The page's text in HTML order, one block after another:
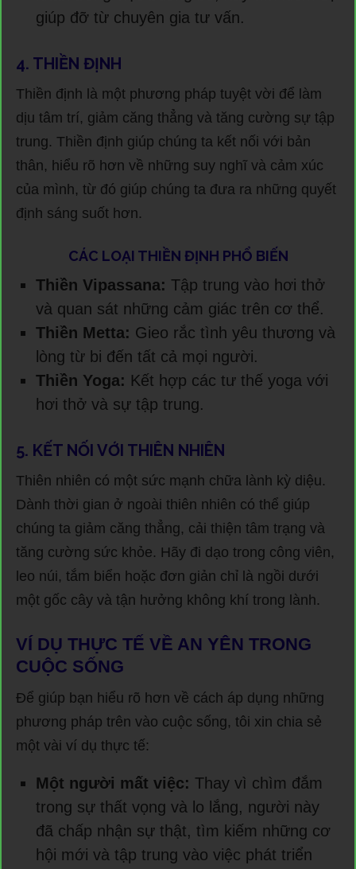
giúp đỡ từ chuyên gia tư vấn.
4. THIỀN ĐỊNH
Thiền định là một phương pháp tuyệt vời để làm
dịu tâm trí, giảm căng thẳng và tăng cường sự tập
trung. Thiền định giúp chúng ta kết nối với bản
thân, hiểu rõ hơn về những suy nghĩ và cảm xúc
của mình, từ đó giúp chúng ta đưa ra những quyết
định sáng suốt hơn.
CÁC LOẠI THIỀN ĐỊNH PHỔ BIẾN
Thiền Vipassana: Tập trung vào hơi thở
và quan sát những cảm giác trên cơ thể.
Thiền Metta: Gieo rắc tình yêu thương và
lòng từ bi đến tất cả mọi người.
Thiền Yoga: Kết hợp các tư thế yoga với
hơi thở và sự tập trung.
5. KẾT NỐI VỚI THIÊN NHIÊN
Thiên nhiên có một sức mạnh chữa lành kỳ diệu.
Dành thời gian ở ngoài thiên nhiên có thể giúp
chúng ta giảm căng thẳng, cải thiện tâm trạng và
tăng cường sức khỏe. Hãy đi dạo trong công viên,
leo núi, tắm biển hoặc đơn giản chỉ là ngồi dưới
một gốc cây và tận hưởng không khí trong lành.
VÍ DỤ THỰC TẾ VỀ AN YÊN TRONG
CUỘC SỐNG
Để giúp bạn hiểu rõ hơn về cách áp dụng những
phương pháp trên vào cuộc sống, tôi xin chia sẻ
một vài ví dụ thực tế:
Một người mất việc: Thay vì chìm đắm
trong sự thất vọng và lo lắng, người này
đã chấp nhận sự thật, tìm kiếm những cơ
hội mới và tập trung vào việc phát triển